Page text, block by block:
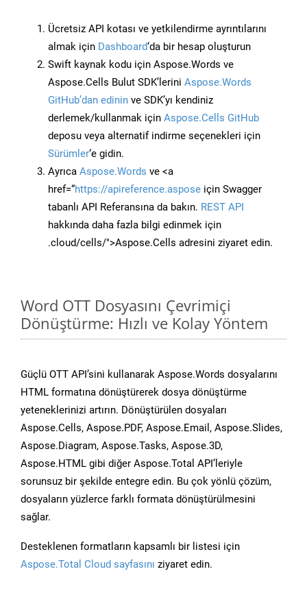
Ücretsiz API kotası ve yetkilendirme ayrıntılarını
almak için Dashboard‘da bir hesap oluşturun
Swift kaynak kodu için Aspose.Words ve
Aspose.Cells Bulut SDK’lerini Aspose.Words
GitHub’dan edinin ve SDK’yı kendiniz
derlemek/kullanmak için Aspose.Cells GitHub
deposu veya alternatif indirme seçenekleri için
Sürümler‘e gidin.
Ayrıca Aspose.Words ve <a
href=“https://apireference.aspose için Swagger
tabanlı API Referansına da bakın. REST API
hakkında daha fazla bilgi edinmek için
.cloud/cells/">Aspose.Cells adresini ziyaret edin.
Word OTT Dosyasını Çevrimiçi
Dönüştürme: Hızlı ve Kolay Yöntem
Güçlü OTT API’sini kullanarak Aspose.Words dosyalarını
HTML formatına dönüştürerek dosya dönüştürme
yeteneklerinizi artırın. Dönüştürülen dosyaları
Aspose.Cells, Aspose.PDF, Aspose.Email, Aspose.Slides,
Aspose.Diagram, Aspose.Tasks, Aspose.3D,
Aspose.HTML gibi diğer Aspose.Total API’leriyle
sorunsuz bir şekilde entegre edin. Bu çok yönlü çözüm,
dosyaların yüzlerce farklı formata dönüştürülmesini
sağlar.
Desteklenen formatların kapsamlı bir listesi için
Aspose.Total Cloud sayfasını ziyaret edin.